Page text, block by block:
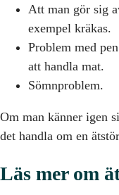
Att man gör sig
exempel kräkas.
Problem med
att handla mat.
Sömnproblem.
Om man känner igen
det handla om en
Läs mer om